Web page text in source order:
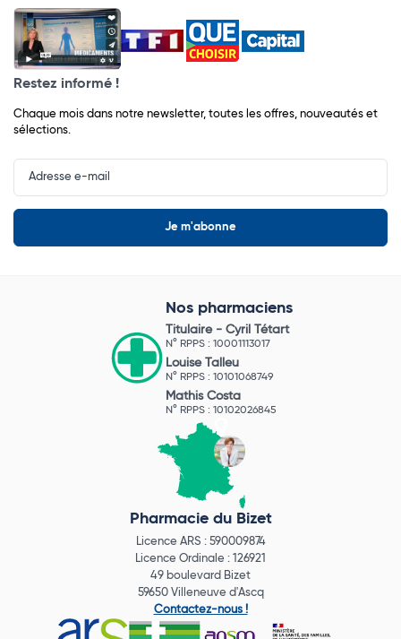
Restez informé !
Chaque mois dans notre newsletter, toutes les offres, nouveautés et
sélections.
Input
Newsletter
Nos pharmaciens
Titulaire - Cyril Tétart
N° RPPS : 10001113017
Louise Talleu
N° RPPS : 10101068749
Mathis Costa
N° RPPS : 10102026845
Pharmacie du Bizet
Licence ARS : 590009874
Licence Ordinale : 126921
49 boulevard Bizet
59650 Villeneuve d'Ascq
Contactez-nous !